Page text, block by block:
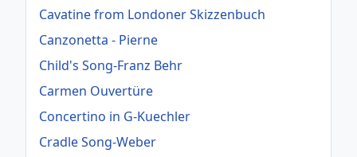
Cavatine from Londoner Skizzenbuch
Canzonetta - Pierne
Child's Song-Franz Behr
Carmen Ouvertüre
Concertino in G-Kuechler
Cradle Song-Weber